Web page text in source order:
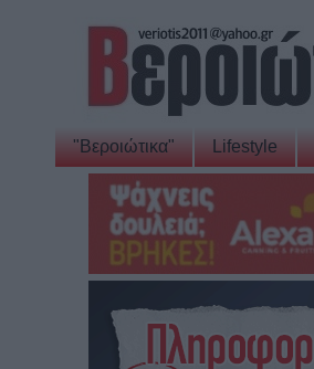
"Βεροιώτικα" Lifestyle